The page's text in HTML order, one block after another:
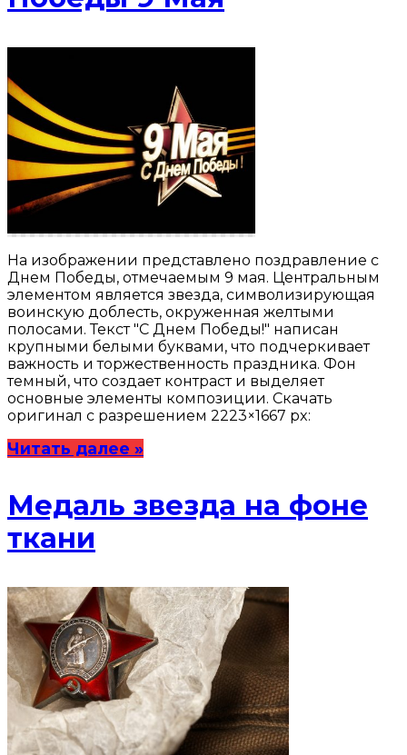
На изображении представлено поздравление с
Днем Победы, отмечаемым 9 мая. Центральным
элементом является звезда, символизирующая
воинскую доблесть, окруженная желтыми
полосами. Текст "С Днем Победы!" написан
крупными белыми буквами, что подчеркивает
важность и торжественность праздника. Фон
темный, что создает контраст и выделяет
основные элементы композиции. Скачать
оригинал с разрешением 2223×1667 px:
Читать далее »
Медаль звезда на фоне
ткани